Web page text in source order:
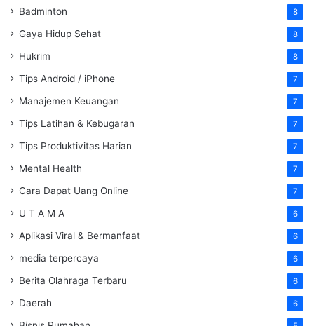
Badminton 8
Gaya Hidup Sehat 8
Hukrim 8
Tips Android / iPhone 7
Manajemen Keuangan 7
Tips Latihan & Kebugaran 7
Tips Produktivitas Harian 7
Mental Health 7
Cara Dapat Uang Online 7
U T A M A 6
Aplikasi Viral & Bermanfaat 6
media terpercaya 6
Berita Olahraga Terbaru 6
Daerah 6